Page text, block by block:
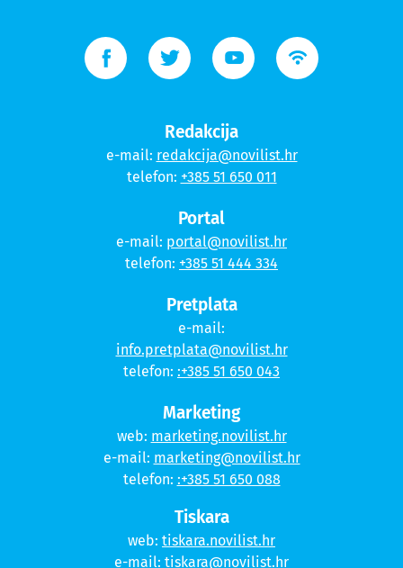
Redakcija
e-mail: redakcija@novilist.hr
telefon: +385 51 650 011
Portal
e-mail: portal@novilist.hr
telefon: +385 51 444 334
Pretplata
e-mail:
info.pretplata@novilist.hr
telefon: :+385 51 650 043
Marketing
web: marketing.novilist.hr
e-mail: marketing@novilist.hr
telefon: :+385 51 650 088
Tiskara
web: tiskara.novilist.hr
e-mail: tiskara@novilist.hr